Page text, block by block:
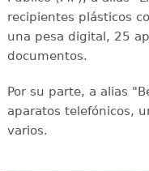
recipientes plásticos
una pesa digital, 25
documentos.
Por su parte, a alias
aparatos telefónicos,
varios.